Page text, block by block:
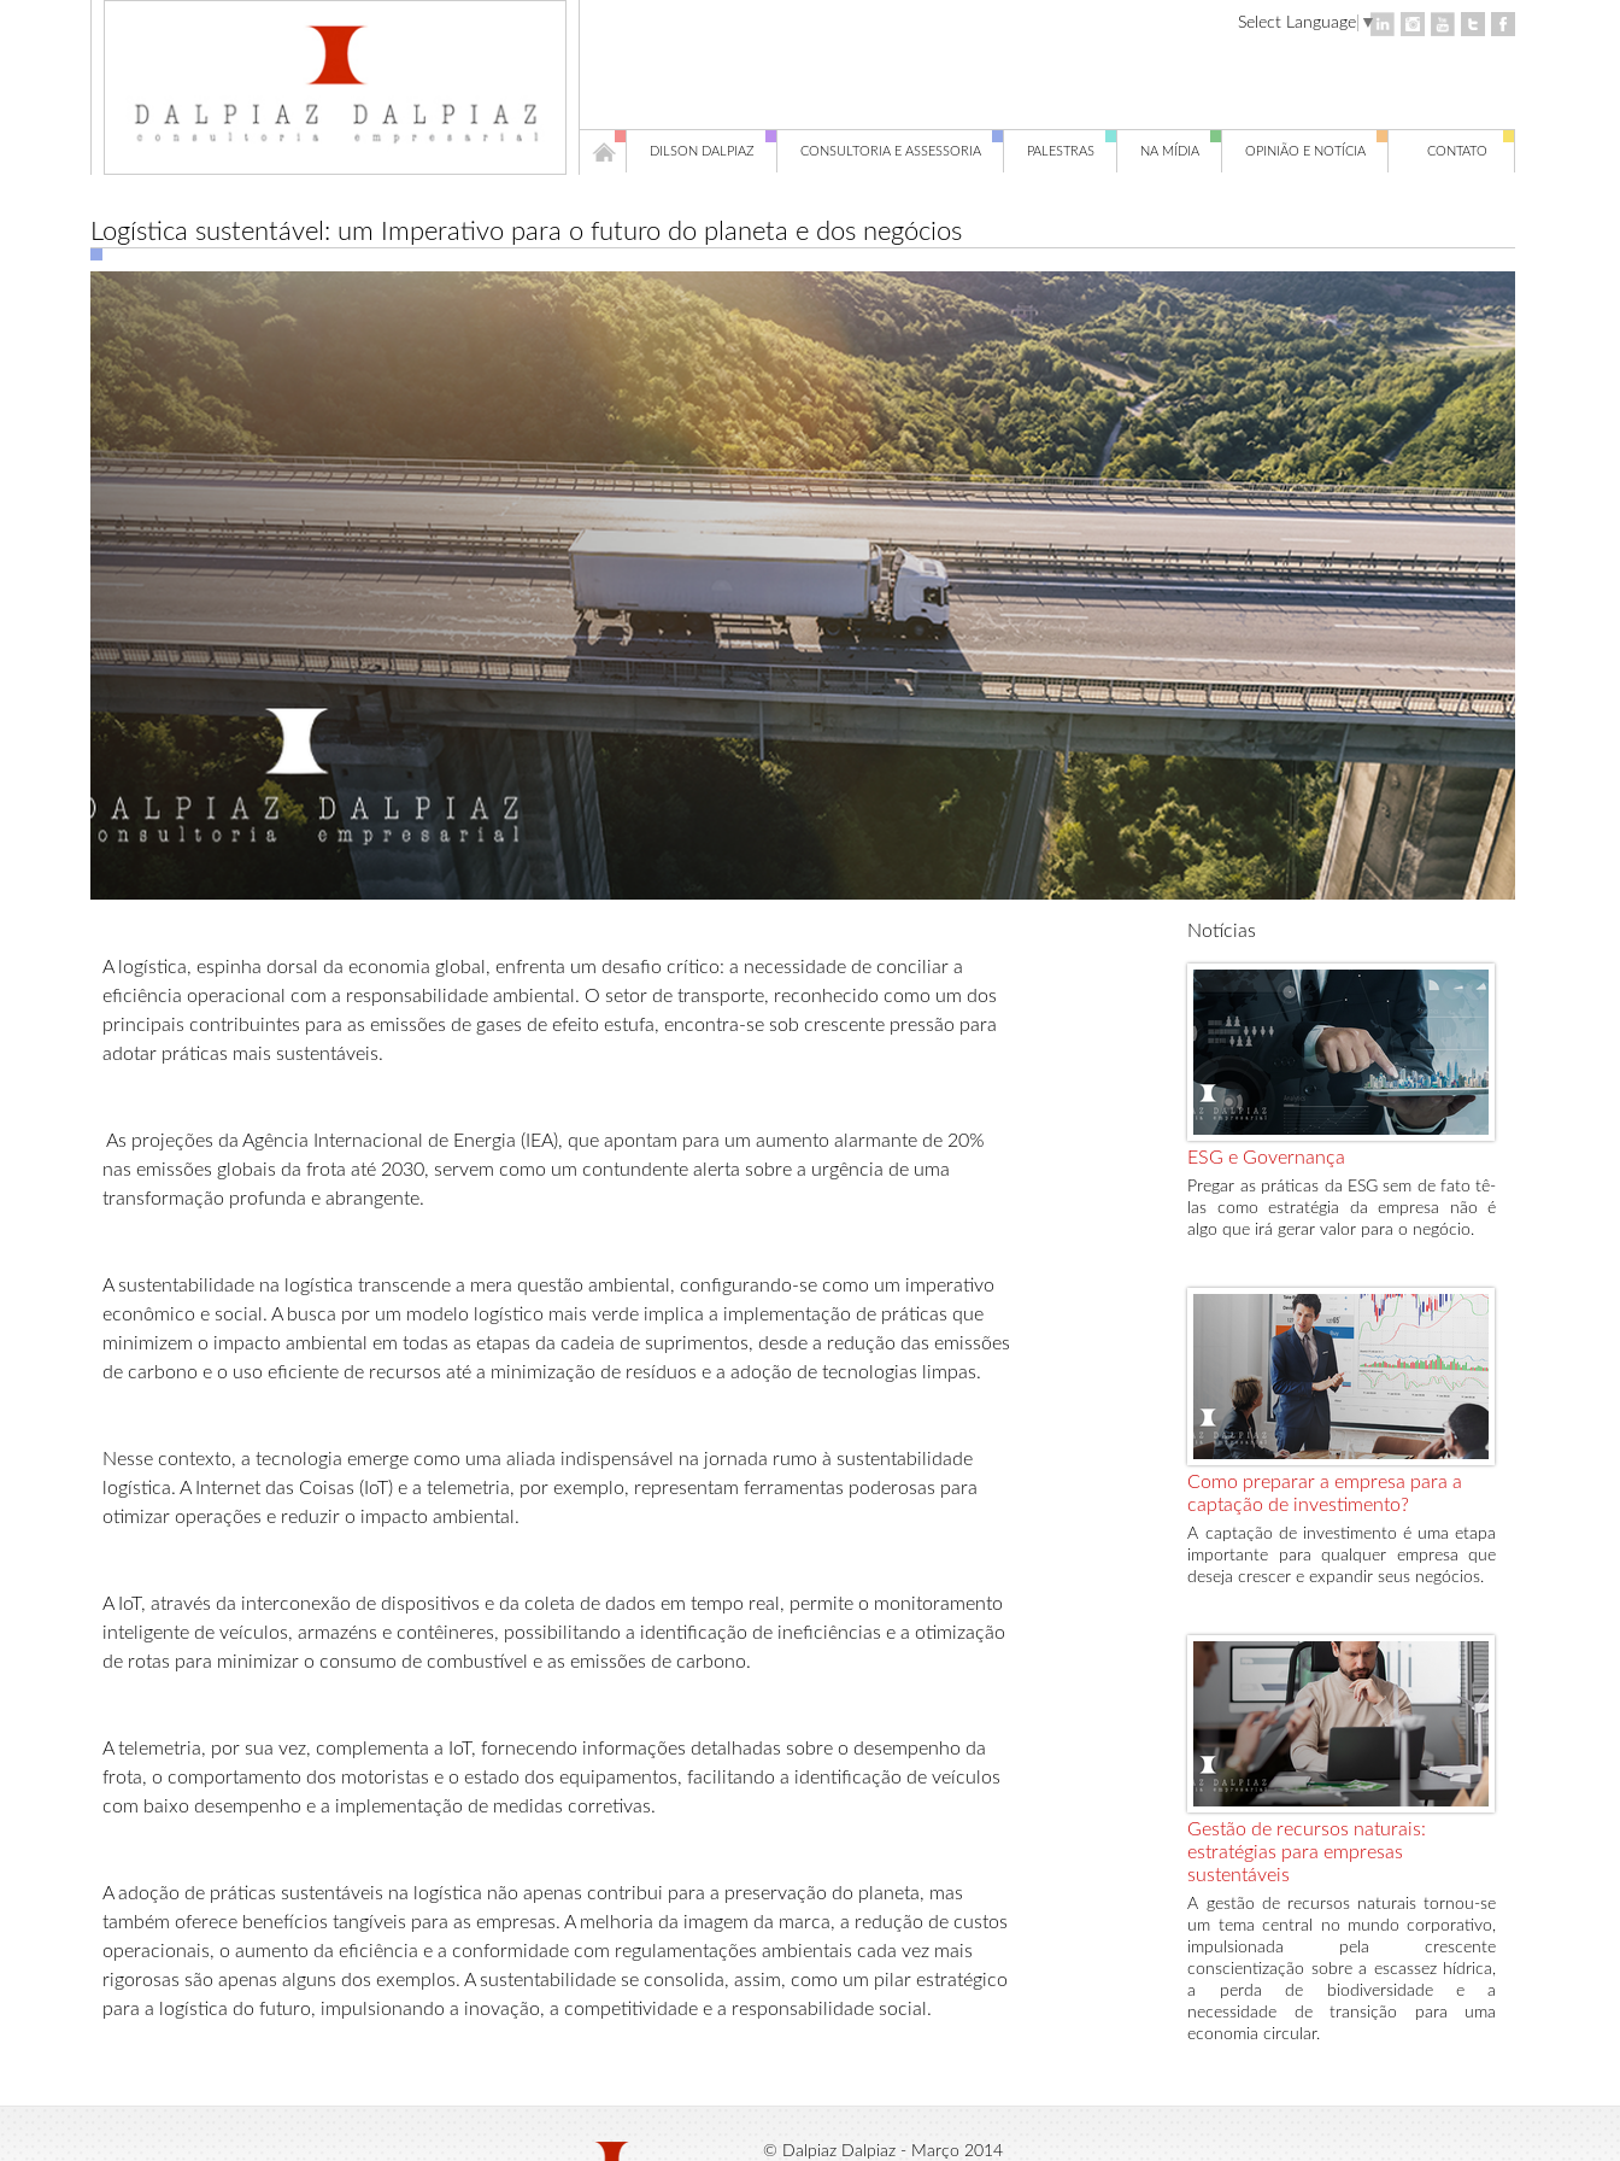
DILSON DALPIAZ CONSULTORIA E ASSESSORIA PALESTRAS NA MÍDIA OPINIÃO E NOTÍCIA CONTATO
Logística sustentável: um Imperativo para o futuro do planeta e dos negócios
A logística, espinha dorsal da economia global, enfrenta um desafio crítico: a necessidade de conciliar a
eficiência operacional com a responsabilidade ambiental. O setor de transporte, reconhecido como um dos
principais contribuintes para as emissões de gases de efeito estufa, encontra-se sob crescente pressão para
adotar práticas mais sustentáveis.
As projeções da Agência Internacional de Energia (IEA), que apontam para um aumento alarmante de 20%
nas emissões globais da frota até 2030, servem como um contundente alerta sobre a urgência de uma
transformação profunda e abrangente.
A sustentabilidade na logística transcende a mera questão ambiental, configurando-se como um imperativo
econômico e social. A busca por um modelo logístico mais verde implica a implementação de práticas que
minimizem o impacto ambiental em todas as etapas da cadeia de suprimentos, desde a redução das emissões
de carbono e o uso eficiente de recursos até a minimização de resíduos e a adoção de tecnologias limpas.
Nesse contexto, a tecnologia emerge como uma aliada indispensável na jornada rumo à sustentabilidade
logística. A Internet das Coisas (IoT) e a telemetria, por exemplo, representam ferramentas poderosas para
otimizar operações e reduzir o impacto ambiental.
A IoT, através da interconexão de dispositivos e da coleta de dados em tempo real, permite o monitoramento
inteligente de veículos, armazéns e contêineres, possibilitando a identificação de ineficiências e a otimização
de rotas para minimizar o consumo de combustível e as emissões de carbono.
A telemetria, por sua vez, complementa a IoT, fornecendo informações detalhadas sobre o desempenho da
frota, o comportamento dos motoristas e o estado dos equipamentos, facilitando a identificação de veículos
com baixo desempenho e a implementação de medidas corretivas.
A adoção de práticas sustentáveis na logística não apenas contribui para a preservação do planeta, mas
também oferece benefícios tangíveis para as empresas. A melhoria da imagem da marca, a redução de custos
operacionais, o aumento da eficiência e a conformidade com regulamentações ambientais cada vez mais
rigorosas são apenas alguns dos exemplos. A sustentabilidade se consolida, assim, como um pilar estratégico
para a logística do futuro, impulsionando a inovação, a competitividade e a responsabilidade social.
Notícias
ESG e Governança
Pregar as práticas da ESG sem de fato tê-
las como estratégia da empresa não é
algo que irá gerar valor para o negócio.
Como preparar a empresa para a
captação de investimento?
A captação de investimento é uma etapa
importante para qualquer empresa que
deseja crescer e expandir seus negócios.
Gestão de recursos naturais:
estratégias para empresas
sustentáveis
A gestão de recursos naturais tornou-se
um tema central no mundo corporativo,
impulsionada pela crescente
conscientização sobre a escassez hídrica,
a perda de biodiversidade e a
necessidade de transição para uma
economia circular.
© Dalpiaz Dalpiaz - Março 2014
Select Language ▼